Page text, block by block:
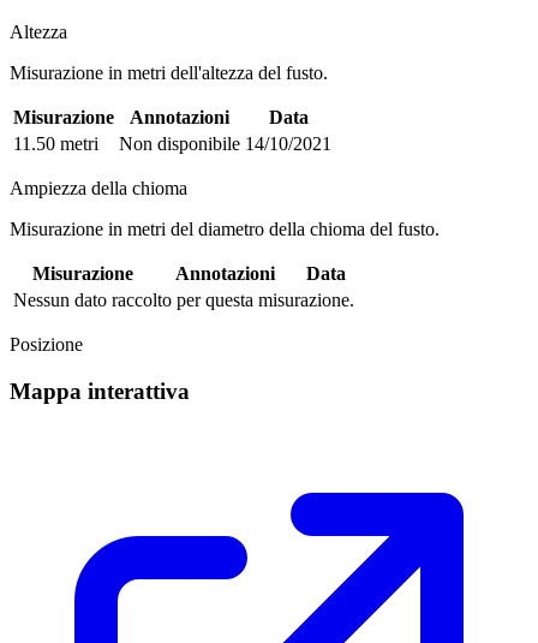
Altezza
Misurazione in metri dell'altezza del fusto.
Misurazione Annotazioni
Data
11.50 metri
Non disponibile 14/10/2021
Ampiezza della chioma
Misurazione in metri del diametro della chioma del fusto.
Misurazione Annotazioni
Data
Nessun dato raccolto per questa misurazione.
Posizione
Mappa interattiva